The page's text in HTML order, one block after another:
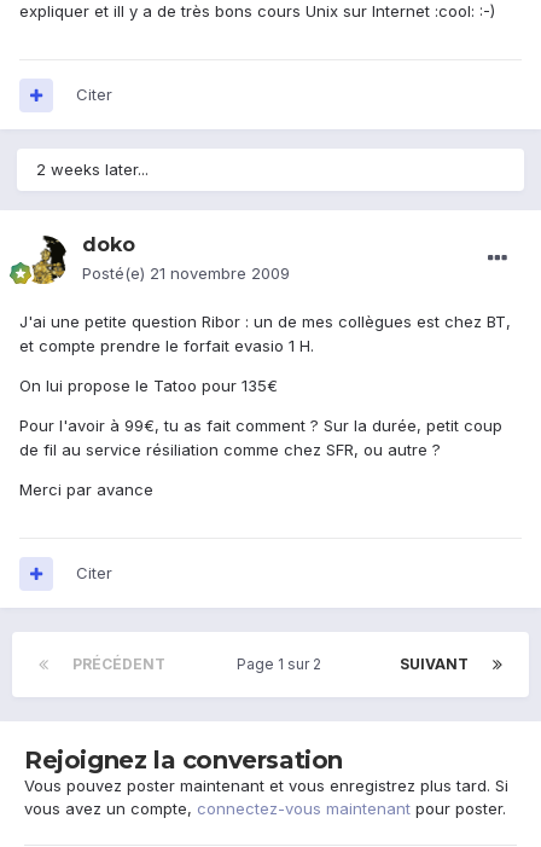
expliquer et iIl y a de très bons cours Unix sur Internet :cool: :-)
Citer
2 weeks later...
doko
Posté(e) 21 novembre 2009
J'ai une petite question Ribor : un de mes collègues est chez BT,
et compte prendre le forfait evasio 1 H.
On lui propose le Tatoo pour 135€
Pour l'avoir à 99€, tu as fait comment ? Sur la durée, petit coup
de fil au service résiliation comme chez SFR, ou autre ?
Merci par avance
Citer
PRÉCÉDENT SUIVANT
Page 1 sur 2
Rejoignez la conversation
Vous pouvez poster maintenant et vous enregistrez plus tard. Si
vous avez un compte, connectez-vous maintenant pour poster.